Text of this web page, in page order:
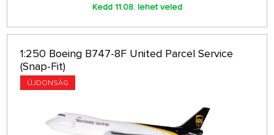
Kedd 11.08. lehet veled
1:250 Boeing B747-8F United Parcel Service
(Snap-Fit)
ÚJDONSÁG